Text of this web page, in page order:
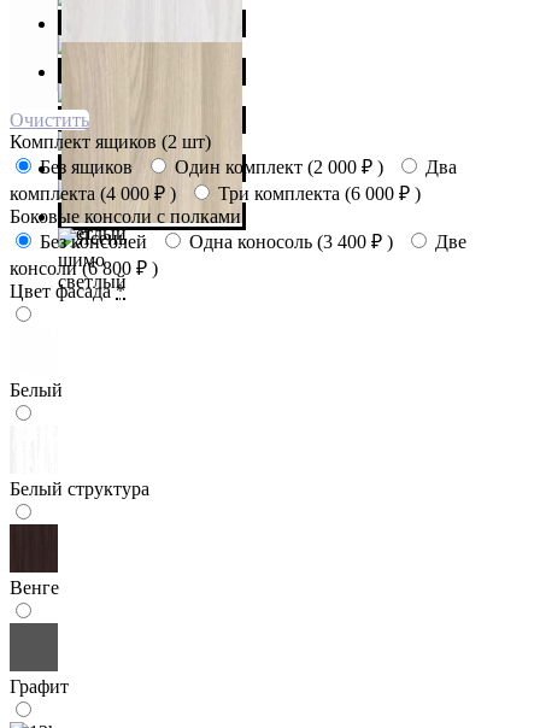
Очистить
Комплект ящиков (2 шт)
Без ящиков
Один комплект (2 000 ₽ )
Два
комплекта (4 000 ₽ ) Три комплекта (6 000 ₽ )
Боковые консоли с полками
Без консолей
Одна коносоль (3 400 ₽ )
Две
консоли (6 800 ₽ )
Цвет фасада*
Белый
Белый структура
Венге
Графит